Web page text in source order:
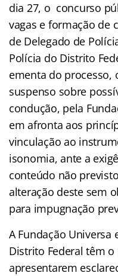
dia 27, o concurso
vagas e formação de
de Delegado de
Polícia do Distrito
ementa do processo,
suspenso sobre
condução, pela
em afronta aos
vinculação ao
isonomia, ante a
conteúdo não
alteração deste sem
para impugnação
A Fundação Universa
Distrito Federal têm
apresentarem